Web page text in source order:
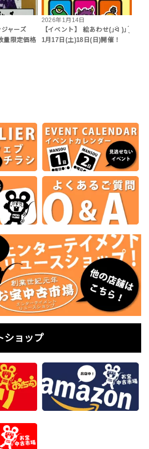
ジャーズ
量限定価格
2026年1月14日
【イベント】 絵あわせ(｣ᐛ )｣ ̖́
1月17日(土)18日(日)開催！
ショップ